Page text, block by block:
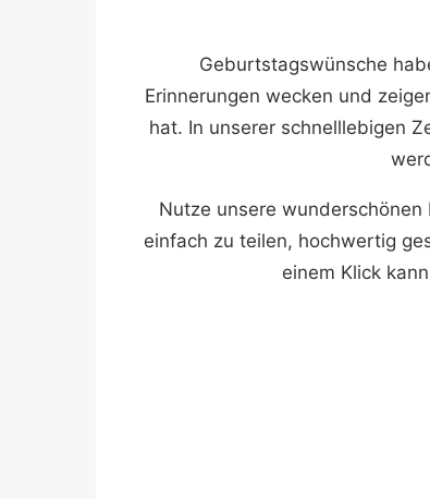
Geburtstagswünsche
Erinnerungen wecken und
hat. In unserer schnelllebigen
Nutze unsere
einfach zu teilen, hochwertig
einem Klick